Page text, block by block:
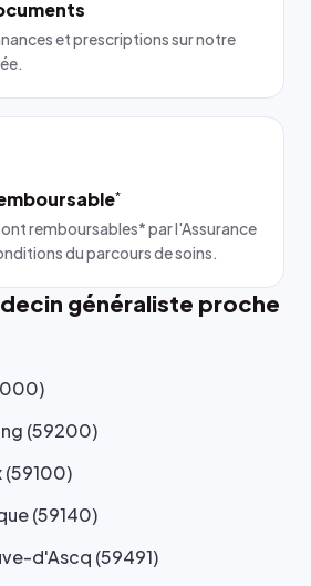
et prescriptions sur notre
*
remboursables* par l'Assurance
du parcours de soins.
généraliste proche
(59200)
(59100)
(59140)
d'Ascq (59491)